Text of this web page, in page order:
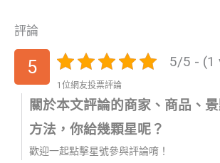
評論
5 5/5 - (1
1位網友投票評論
關於本文評論的商家、商品、
方法，你給幾顆星呢？
歡迎一起點擊星號參與評論唷！